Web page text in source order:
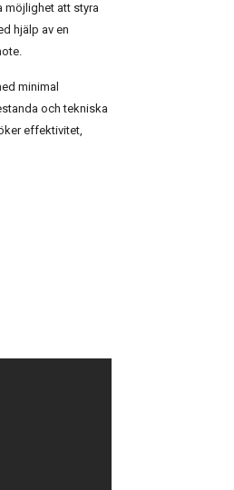
möjlighet att styra
hjälp av en
minimal
och tekniska
effektivitet,